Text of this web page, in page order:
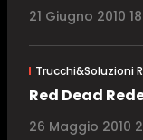
21 Giugno 2010
Trucchi&Soluzioni
Red Dead
26 Maggio 2010